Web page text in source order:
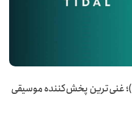
یوتیوب موزیک (Youtube Music)؛ غنی‌ترین پخش‌کننده موسیقی